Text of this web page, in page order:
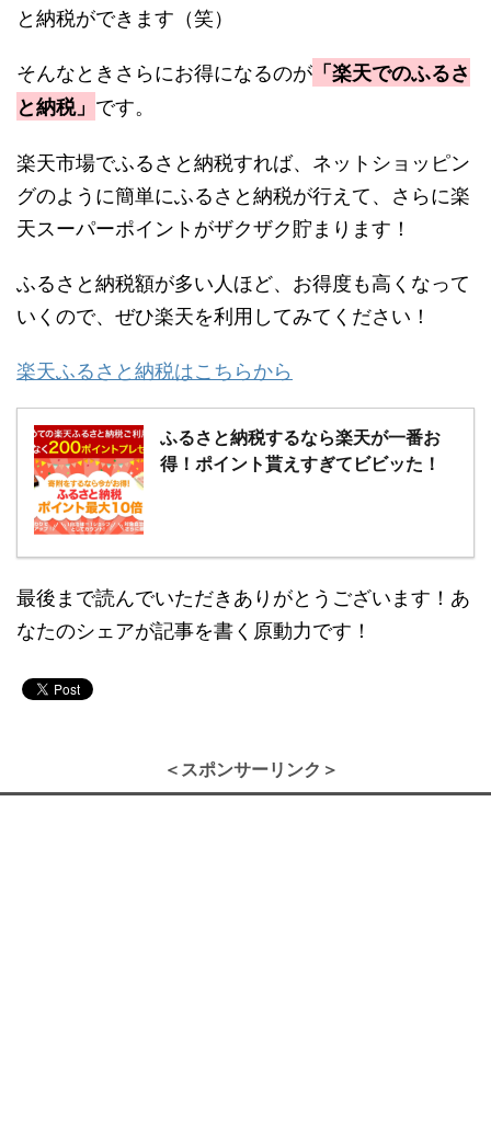
と納税ができます（笑）
そんなときさらにお得になるのが 「楽天でのふるさ
と納税」 です。
楽天市場でふるさと納税すれば、ネットショッピン
グのように簡単にふるさと納税が行えて、さらに楽
天スーパーポイントがザクザク貯まります！
ふるさと納税額が多い人ほど、お得度も高くなって
いくので、ぜひ楽天を利用してみてください！
楽天ふるさと納税はこちらから
ふるさと納税するなら楽天が一番お
得！ポイント貰えすぎてビビッた！
最後まで読んでいただきありがとうございます！あ
なたのシェアが記事を書く原動力です！
＜スポンサーリンク＞